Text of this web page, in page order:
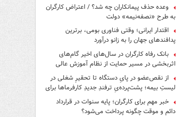
وعده حذف پیمانکاران چه شد؟ / اعتراض کارگران
به طرح «نصفه‌نیمه» دولت
اقتدار ایرانی؛ وقتی فناوری بومی، برترین
پدافندهای جهان را به زانو درآورد
بانک رفاه کارگران در سال‌های اخیر گام‌های
اثربخشی در مسیر حمایت از نظام آموزش عالی
برداشته است
از نقص‌عضو در پایِ دستگاه تا تحقیرِ شغلی در
لیستِ بیمه؛ پشت‌پرده‌یِ ترفندِ جدیدِ کارفرماها برای
فرار از قانون چیست؟
خبر مهم برای کارگران؛ پایه سنوات در قرارداد
دائم و موقت چگونه پرداخت می‌شود؟